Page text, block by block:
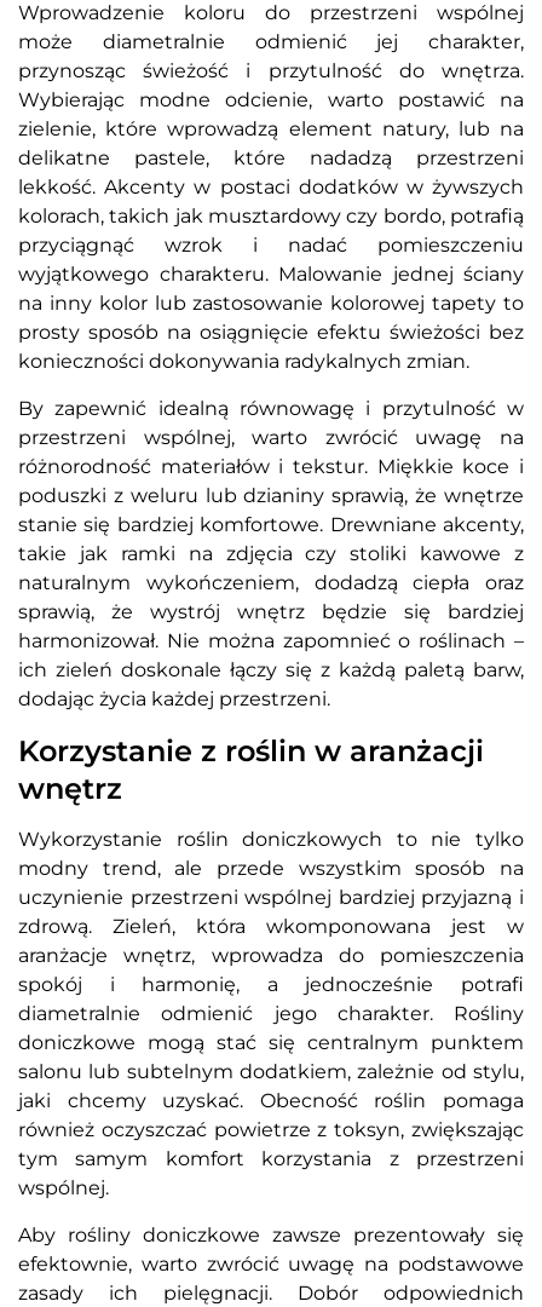
Wprowadzenie koloru do przestrzeni wspólnej
może diametralnie odmienić jej charakter,
przynosząc świeżość i przytulność do wnętrza.
Wybierając modne odcienie, warto postawić na
zielenie, które wprowadzą element natury, lub na
delikatne pastele, które nadadzą przestrzeni
lekkość. Akcenty w postaci dodatków w żywszych
kolorach, takich jak musztardowy czy bordo, potrafią
przyciągnąć wzrok i nadać pomieszczeniu
wyjątkowego charakteru. Malowanie jednej ściany
na inny kolor lub zastosowanie kolorowej tapety to
prosty sposób na osiągnięcie efektu świeżości bez
konieczności dokonywania radykalnych zmian.
By zapewnić idealną równowagę i przytulność w
przestrzeni wspólnej, warto zwrócić uwagę na
różnorodność materiałów i tekstur. Miękkie koce i
poduszki z weluru lub dzianiny sprawią, że wnętrze
stanie się bardziej komfortowe. Drewniane akcenty,
takie jak ramki na zdjęcia czy stoliki kawowe z
naturalnym wykończeniem, dodadzą ciepła oraz
sprawią, że wystrój wnętrz będzie się bardziej
harmonizował. Nie można zapomnieć o roślinach –
ich zieleń doskonale łączy się z każdą paletą barw,
dodając życia każdej przestrzeni.
Korzystanie z roślin w aranżacji
wnętrz
Wykorzystanie roślin doniczkowych to nie tylko
modny trend, ale przede wszystkim sposób na
uczynienie przestrzeni wspólnej bardziej przyjazną i
zdrową. Zieleń, która wkomponowana jest w
aranżacje wnętrz, wprowadza do pomieszczenia
spokój i harmonię, a jednocześnie potrafi
diametralnie odmienić jego charakter. Rośliny
doniczkowe mogą stać się centralnym punktem
salonu lub subtelnym dodatkiem, zależnie od stylu,
jaki chcemy uzyskać. Obecność roślin pomaga
również oczyszczać powietrze z toksyn, zwiększając
tym samym komfort korzystania z przestrzeni
wspólnej.
Aby rośliny doniczkowe zawsze prezentowały się
efektownie, warto zwrócić uwagę na podstawowe
zasady ich pielęgnacji. Dobór odpowiednich